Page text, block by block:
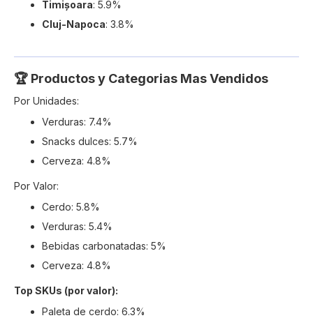
Timișoara: 5.9%
Cluj-Napoca: 3.8%
🏆 Productos y Categorias Mas Vendidos
Por Unidades:
Verduras: 7.4%
Snacks dulces: 5.7%
Cerveza: 4.8%
Por Valor:
Cerdo: 5.8%
Verduras: 5.4%
Bebidas carbonatadas: 5%
Cerveza: 4.8%
Top SKUs (por valor):
Paleta de cerdo: 6.3%